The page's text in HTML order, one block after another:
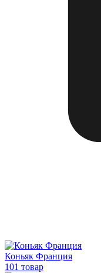
Коньяк Франция
101 товар